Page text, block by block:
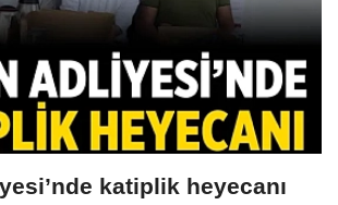
katiplik heyecanı